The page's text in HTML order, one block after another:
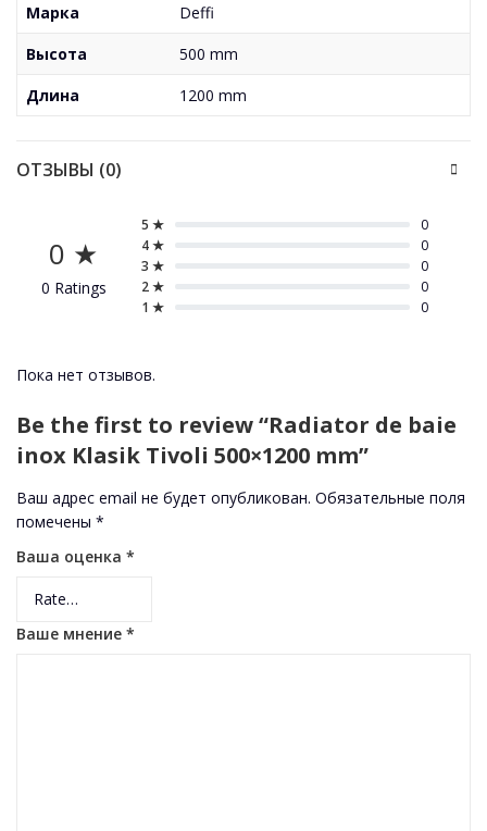
Марка
Deffi
Высота
500 mm
Длина
1200 mm
ОТЗЫВЫ (0)
0 ★
0 Ratings
5 ★
0
4 ★
0
3 ★
0
2 ★
0
1 ★
0
Пока нет отзывов.
Be the first to review “Radiator de baie
inox Klasik Tivoli 500×1200 mm”
Ваш адрес email не будет опубликован. Обязательные поля
помечены *
Ваша оценка *
Ваше мнение *